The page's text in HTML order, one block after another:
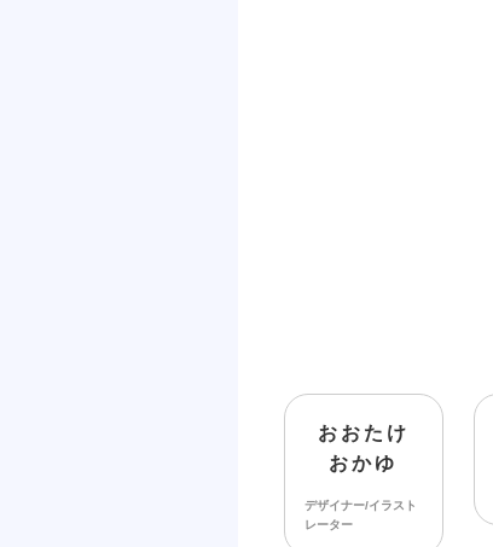
おおたけ
おかゆ
デザイナー/イラスト
レーター